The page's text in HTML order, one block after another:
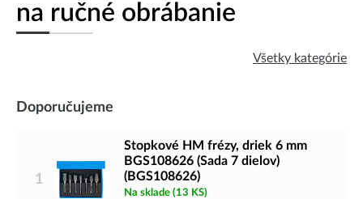
na ručné obrábanie
Všetky kategórie
Doporučujeme
1
Stopkové HM frézy, driek 6 mm
BGS108626 (Sada 7 dielov)
(BGS108626)
Na sklade (13 KS)